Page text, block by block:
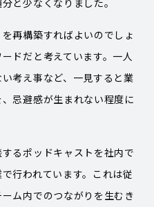
再構築すればよいのでしょ
ドだと考えています。一人
考え事など、一見すると業
忌避感が生まれない程度に
るポッドキャストを社内で
行われています。これは従
ム内でのつながりを生むき